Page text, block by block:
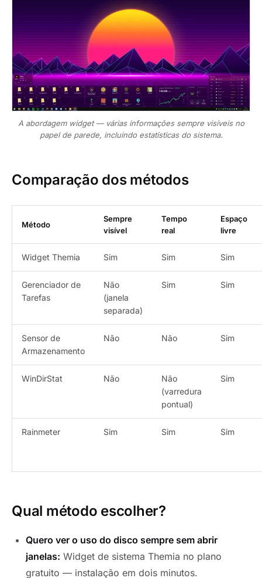
A abordagem widget — várias informações sempre visíveis no
papel de parede, incluindo estatísticas do sistema.
Comparação dos métodos
Método
Sempre
visível
Tempo
real
Espaço
livre
Widget Themia Sim Sim Sim
Gerenciador de
Tarefas
Não
(janela
separada)
Sim Sim
Sensor de
Armazenamento
Não Não Sim
WinDirStat Não
Não
(varredura
pontual)
Sim
Rainmeter Sim Sim Sim
Qual método escolher?
Quero ver o uso do disco sempre sem abrir
janelas: Widget de sistema Themia no plano
gratuito — instalação em dois minutos.